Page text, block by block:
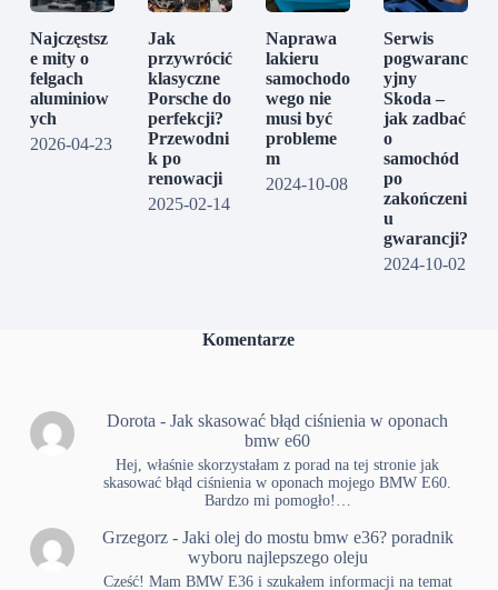
Najczęstsz
e mity o
felgach
aluminiow
ych
2026-04-23
Jak
przywrócić
klasyczne
Porsche do
perfekcji?
Przewodni
k po
renowacji
2025-02-14
Naprawa
lakieru
samochodo
wego nie
musi być
probleme
m
2024-10-08
Serwis
pogwaranc
yjny
Skoda –
jak zadbać
o
samochód
po
zakończeni
u
gwarancji?
2024-10-02
Komentarze
Dorota -Jak skasować błąd ciśnienia w oponach
bmw e60
Hej, właśnie skorzystałam z porad na tej stronie jak
skasować błąd ciśnienia w oponach mojego BMW E60.
Bardzo mi pomogło!…
Grzegorz- Jaki olej do mostu bmw e36? poradnik
wyboru najlepszego oleju
Cześć! Mam BMW E36 i szukałem informacji na temat